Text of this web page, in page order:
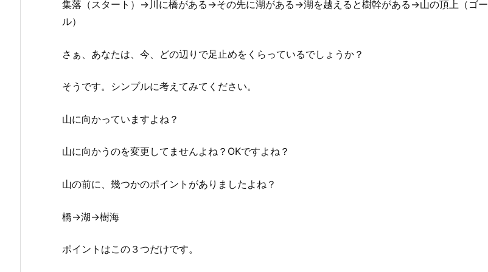
集落（スタート）→川に橋がある→その先に湖がある→湖を越えると樹幹がある→山の頂上（ゴー
ル）
さぁ、あなたは、今、どの辺りで足止めをくらっているでしょうか？
そうです。シンプルに考えてみてください。
山に向かっていますよね？
山に向かうのを変更してませんよね？OKですよね？
山の前に、幾つかのポイントがありましたよね？
橋→湖→樹海
ポイントはこの３つだけです。